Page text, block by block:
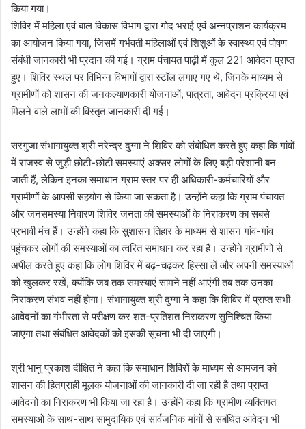
किया गया।
शिविर में महिला एवं बाल विकास विभाग द्वारा गोद भराई एवं अन्नप्राशन कार्यक्रम
का आयोजन किया गया, जिसमें गर्भवती महिलाओं एवं शिशुओं के स्वास्थ्य एवं पोषण
संबंधी जानकारी भी प्रदान की गई। ग्राम पंचायत पाढ़ी में कुल 221 आवेदन प्राप्त
हुए। शिविर स्थल पर विभिन्न विभागों द्वारा स्टॉल लगाए गए थे, जिनके माध्यम से
ग्रामीणों को शासन की जनकल्याणकारी योजनाओं, पात्रता, आवेदन प्रक्रिया एवं
मिलने वाले लाभों की विस्तृत जानकारी दी गई।
सरगुजा संभागायुक्त श्री नरेन्द्र दुग्गा ने शिविर को संबोधित करते हुए कहा कि गांवों
में राजस्व से जुड़ी छोटी-छोटी समस्याएं अक्सर लोगों के लिए बड़ी परेशानी बन
जाती हैं, लेकिन इनका समाधान ग्राम स्तर पर ही अधिकारी-कर्मचारियों और
ग्रामीणों के आपसी सहयोग से किया जा सकता है। उन्होंने कहा कि ग्राम पंचायत
और जनसमस्या निवारण शिविर जनता की समस्याओं के निराकरण का सबसे
प्रभावी मंच हैं। उन्होंने कहा कि सुशासन तिहार के माध्यम से शासन गांव-गांव
पहुंचकर लोगों की समस्याओं का त्वरित समाधान कर रहा है। उन्होंने ग्रामीणों से
अपील करते हुए कहा कि लोग शिविर में बढ़-चढ़कर हिस्सा लें और अपनी समस्याओं
को खुलकर रखें, क्योंकि जब तक समस्याएं सामने नहीं आएंगी तब तक उनका
निराकरण संभव नहीं होगा। संभागायुक्त श्री दुग्गा ने कहा कि शिविर में प्राप्त सभी
आवेदनों का गंभीरता से परीक्षण कर शत-प्रतिशत निराकरण सुनिश्चित किया
जाएगा तथा संबंधित आवेदकों को इसकी सूचना भी दी जाएगी।
श्री भानु प्रकाश दीक्षित ने कहा कि समाधान शिविरों के माध्यम से आमजन को
शासन की हितग्राही मूलक योजनाओं की जानकारी दी जा रही है तथा प्राप्त
आवेदनों का निराकरण भी किया जा रहा है। उन्होंने कहा कि ग्रामीण व्यक्तिगत
समस्याओं के साथ-साथ सामुदायिक एवं सार्वजनिक मांगों से संबंधित आवेदन भी